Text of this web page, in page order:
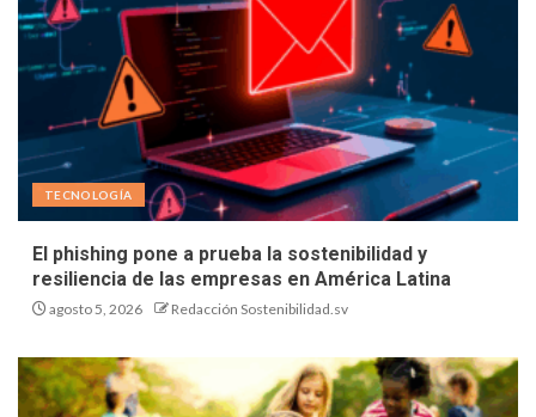
TECNOLOGÍA
El phishing pone a prueba la sostenibilidad y
resiliencia de las empresas en América Latina
agosto 5, 2026 Redacción Sostenibilidad.sv